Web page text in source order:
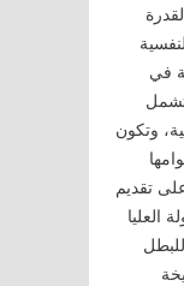
في
تشمل
وتكون
تقديم
العليا